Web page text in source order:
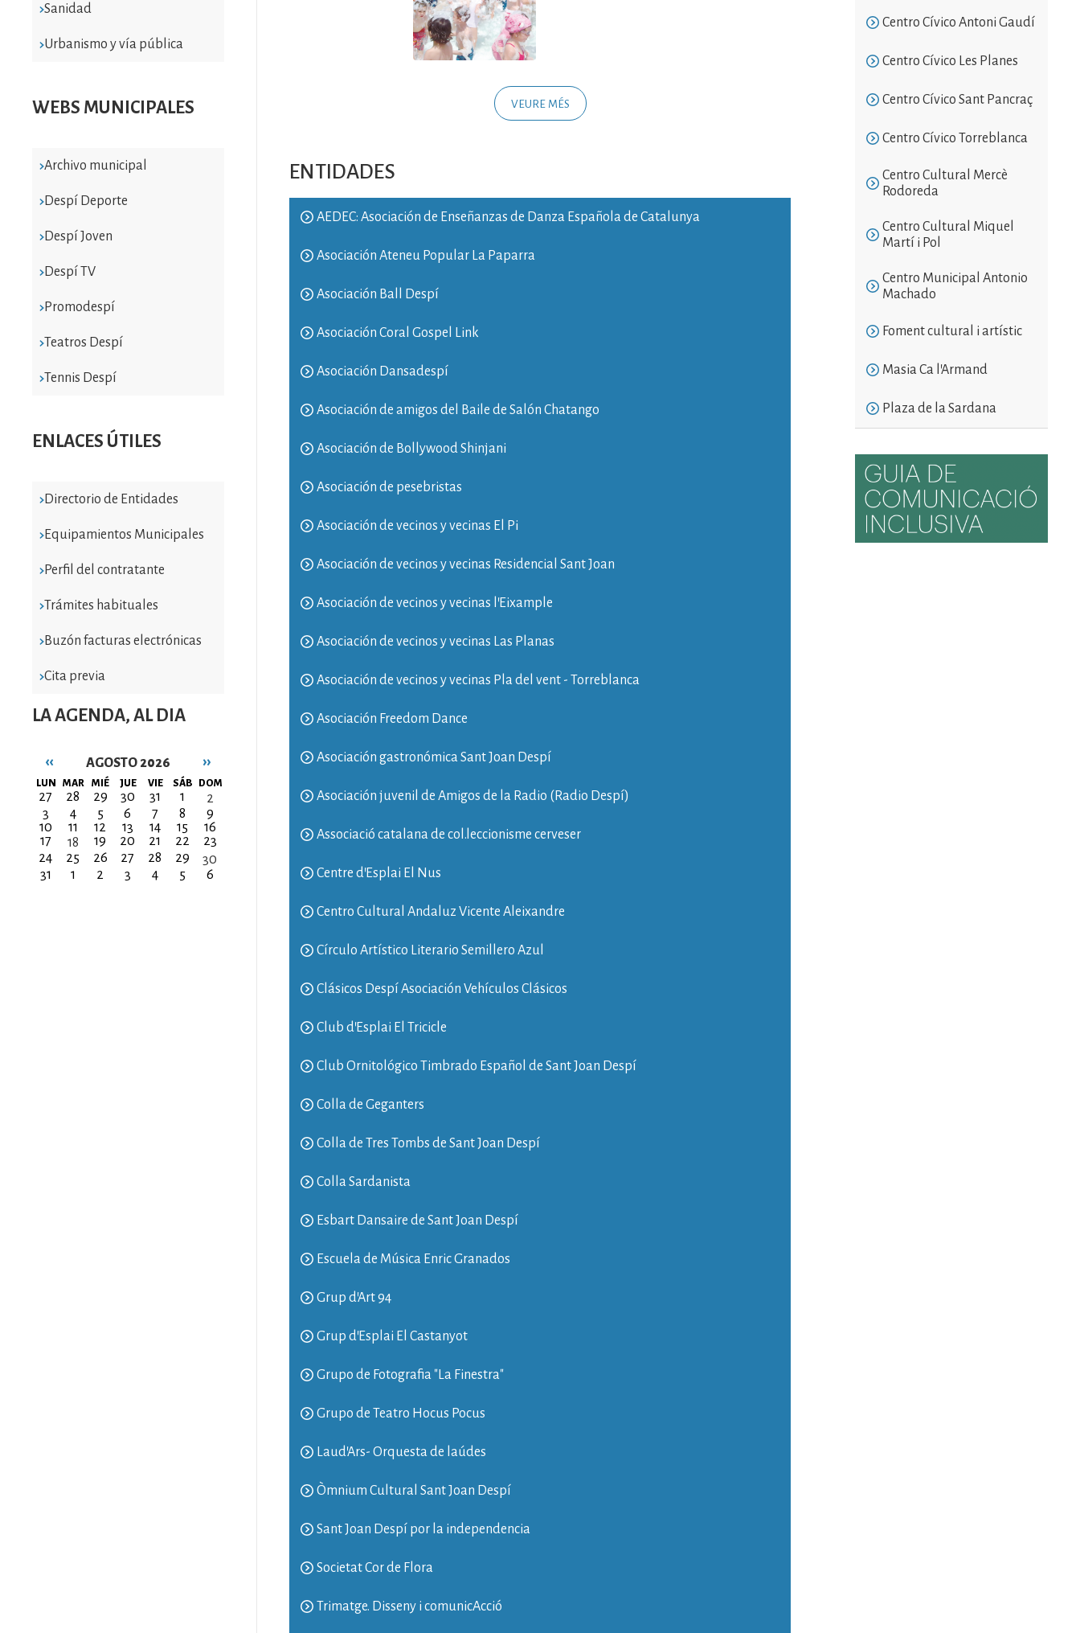
Sanidad
Urbanismo y vía pública
WEBS MUNICIPALES
Archivo municipal
Despí Deporte
Despí Joven
Despí TV
Promodespí
Teatros Despí
Tennis Despí
ENLACES ÚTILES
Directorio de Entidades
Equipamientos Municipales
Perfil del contratante
Trámites habituales
Buzón facturas electrónicas
Cita previa
LA AGENDA, AL DIA
AGOSTO 2026
Paginación
‹‹ ››
LUN MAR MIÉ JUE VIE SÁB DOM
27 28 29 30 31 1
2
3
4 5 6 7 8
9
10
11 12 13 14 15
16
17
18 19 20 21 22
23
24
25 26 27 28 29
30
31
1 2 3 4 5 6
VEURE MÉS
ENTIDADES
AEDEC: Asociación de Enseñanzas de Danza Española de Catalunya
Asociación Ateneu Popular La Paparra
Asociación Ball Despí
Asociación Coral Gospel Link
Asociación Dansadespí
Asociación de amigos del Baile de Salón Chatango
Asociación de Bollywood Shinjani
Asociación de pesebristas
Asociación de vecinos y vecinas El Pi
Asociación de vecinos y vecinas Residencial Sant Joan
Asociación de vecinos y vecinas l'Eixample
Asociación de vecinos y vecinas Las Planas
Asociación de vecinos y vecinas Pla del vent - Torreblanca
Asociación Freedom Dance
Asociación gastronómica Sant Joan Despí
Asociación juvenil de Amigos de la Radio (Radio Despí)
Associació catalana de col.leccionisme cerveser
Centre d'Esplai El Nus
Centro Cultural Andaluz Vicente Aleixandre
Círculo Artístico Literario Semillero Azul
Clásicos Despí Asociación Vehículos Clásicos
Club d'Esplai El Tricicle
Club Ornitológico Timbrado Español de Sant Joan Despí
Colla de Geganters
Colla de Tres Tombs de Sant Joan Despí
Colla Sardanista
Esbart Dansaire de Sant Joan Despí
Escuela de Música Enric Granados
Grup d'Art 94
Grup d'Esplai El Castanyot
Grupo de Fotografia "La Finestra"
Grupo de Teatro Hocus Pocus
Laud'Ars- Orquesta de laúdes
Òmnium Cultural Sant Joan Despí
Sant Joan Despí por la independencia
Societat Cor de Flora
Trimatge. Disseny i comunicAcció
Centro Cívico Antoni Gaudí
Centro Cívico Les Planes
Centro Cívico Sant Pancraç
Centro Cívico Torreblanca
Centro Cultural Mercè
Rodoreda
Centro Cultural Miquel
Martí i Pol
Centro Municipal Antonio
Machado
Foment cultural i artístic
Masia Ca l'Armand
Plaza de la Sardana